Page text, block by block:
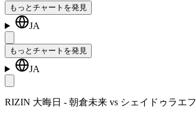
もっとチャートを発見
JA
もっとチャートを発見
JA
RIZIN 大晦日 - 朝倉未来 vs シェイドゥラエフ